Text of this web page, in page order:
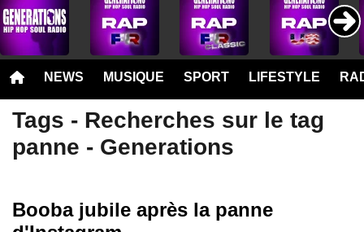
NEWS MUSIQUE SPORT LIFESTYLE
Tags - Recherches sur le tag
panne - Generations
Booba jubile après la panne